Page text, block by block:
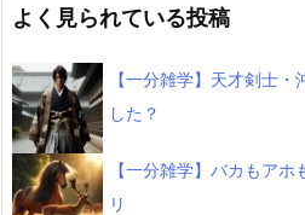
よく見られている投稿
【一分雑学】天才剣士
した？
【一分雑学】バカもア
リ